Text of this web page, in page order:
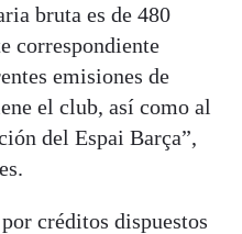
bruta es de 480
correspondiente
emisiones de
el club, así como al
del Espai Barça”,
créditos dispuestos